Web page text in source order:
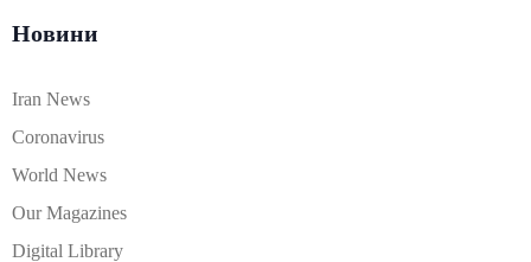
Новини
Iran News
Coronavirus
World News
Our Magazines
Digital Library